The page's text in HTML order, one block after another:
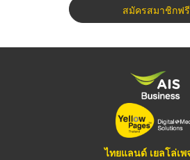
สมัครสมาชิกฟรี
ไทยแลนด์ เยลโล่เพ